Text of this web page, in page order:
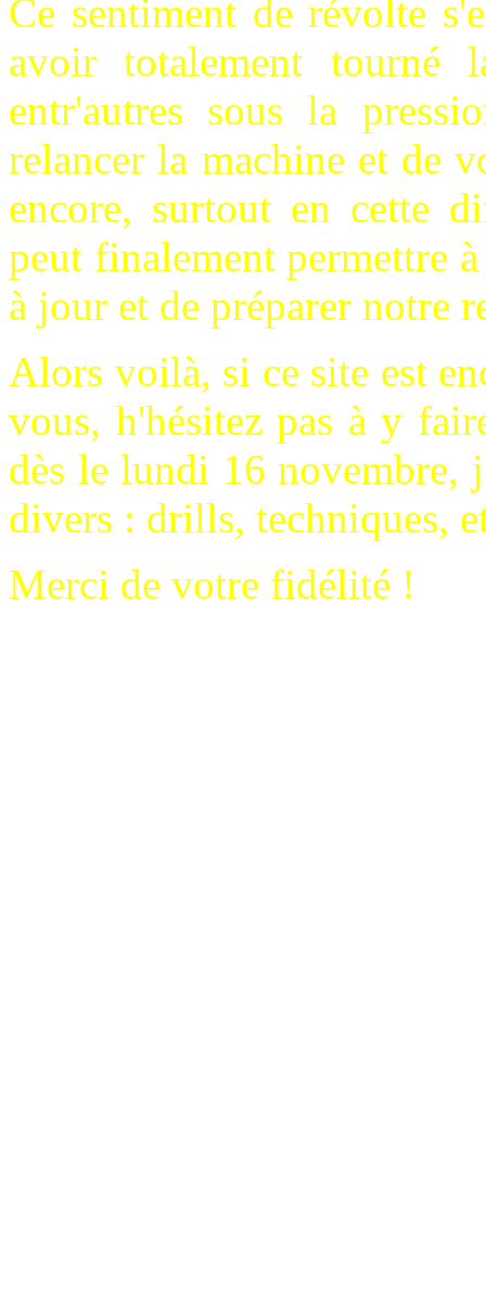
Ce sentiment de révolte
avoir totalement tourné
entr'autres sous la
relancer la machine et de
encore, surtout en cette
peut finalement permettre
à jour et de préparer notre
Alors voilà, si ce site est
vous, h'hésitez pas à y
dès le lundi 16 novembre,
divers : drills, techniques,
Merci de votre fidélité !